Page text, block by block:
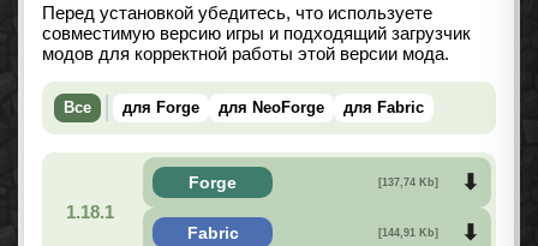
Перед установкой убедитесь, что используете
совместимую версию игры и подходящий загрузчик
модов для корректной работы этой версии мода.
Все для Forge для NeoForge для Fabric
1.18.1
Forge [137,74 Kb]
Fabric [144,91 Kb]